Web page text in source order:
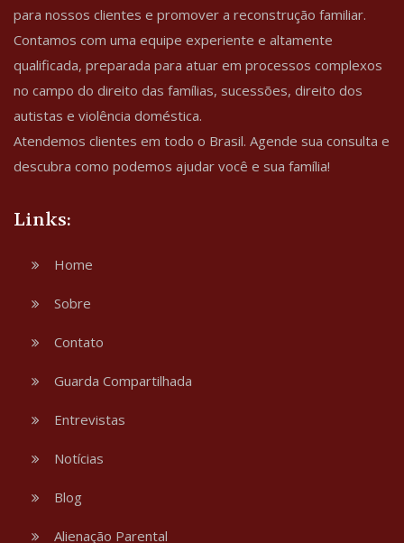
para nossos clientes e promover a reconstrução familiar.
Contamos com uma equipe experiente e altamente
qualificada, preparada para atuar em processos complexos
no campo do direito das famílias, sucessões, direito dos
autistas e violência doméstica.
Atendemos clientes em todo o Brasil. Agende sua consulta e
descubra como podemos ajudar você e sua família!
Links:
Home
Sobre
Contato
Guarda Compartilhada
Entrevistas
Notícias
Blog
Alienação Parental